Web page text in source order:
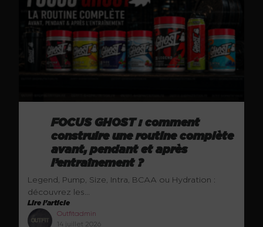
FOCUS GHOST : comment
construire une routine complète
avant, pendant et après
l’entraînement ?
Legend, Pump, Size, Intra, BCAA ou Hydration :
découvrez les...
Lire l'article
Outfitadmin
14 juillet 2026